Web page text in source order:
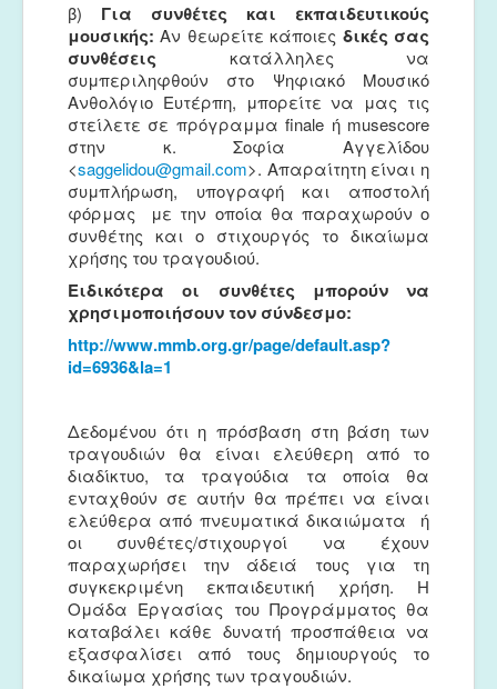
β) Για συνθέτες και εκπαιδευτικούς
μουσικής:Αν θεωρείτε κάποιες δικές σας
συνθέσεις κατάλληλες να
συμπεριληφθούν στο Ψηφιακό Μουσικό
Ανθολόγιο Ευτέρπη, μπορείτε να μας τις
στείλετε σε πρόγραμμα finale ή musescore
στην κ. Σοφία Αγγελίδου
<saggelidou@gmail.com>. Απαραίτητη είναι η
συμπλήρωση, υπογραφή και αποστολή
φόρμας με την οποία θα παραχωρούν ο
συνθέτης και ο στιχουργός το δικαίωμα
χρήσης του τραγουδιού.
Ειδικότερα οι συνθέτες μπορούν να
χρησιμοποιήσουν τον σύνδεσμο:
http://www.mmb.org.gr/page/default.asp?
id=6936&la=1
Δεδομένου ότι η πρόσβαση στη βάση των
τραγουδιών θα είναι ελεύθερη από το
διαδίκτυο, τα τραγούδια τα οποία θα
ενταχθούν σε αυτήν θα πρέπει να είναι
ελεύθερα από πνευματικά δικαιώματα ή
οι συνθέτες/στιχουργοί να έχουν
παραχωρήσει την άδειά τους για τη
συγκεκριμένη εκπαιδευτική χρήση. Η
Ομάδα Εργασίας του Προγράμματος θα
καταβάλει κάθε δυνατή προσπάθεια να
εξασφαλίσει από τους δημιουργούς το
δικαίωμα χρήσης των τραγουδιών.